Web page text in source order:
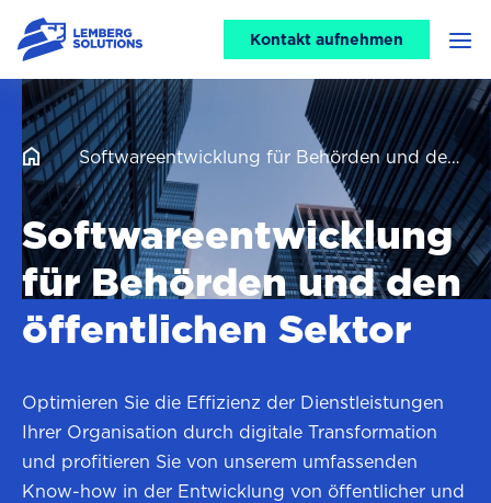
CTA
header
Kontakt aufnehmen
Softwareentwicklung für Behörden und den öffentlichen Sektor
Softwareentwicklung
für Behörden und den
öffentlichen Sektor
Optimieren Sie die Effizienz der Dienstleistungen
Ihrer Organisation durch digitale Transformation
und profitieren Sie von unserem umfassenden
Know-how in der Entwicklung von öffentlicher und